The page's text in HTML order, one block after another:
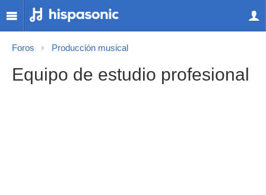
Foros Producción musical
Equipo de estudio profesional